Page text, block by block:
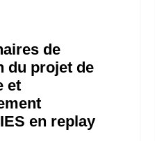
de
du projet de
et
en replay